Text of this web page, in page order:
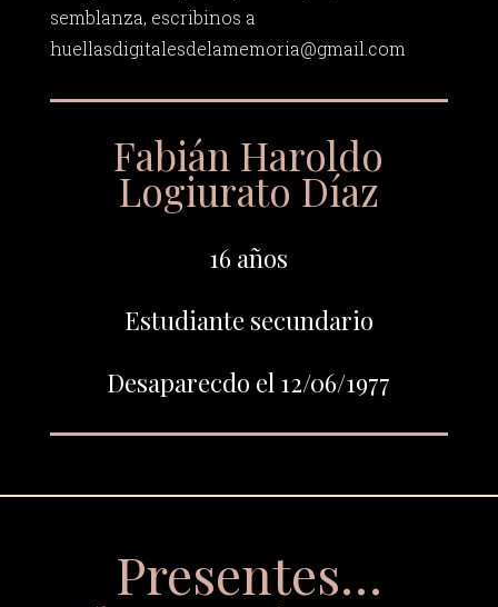
semblanza, escribinos a
huellasdigitalesdelamemoria@gmail.com
Fabián Haroldo
Logiurato Díaz
16 años
Estudiante secundario
Desaparecdo el 12/06/1977
Presentes…